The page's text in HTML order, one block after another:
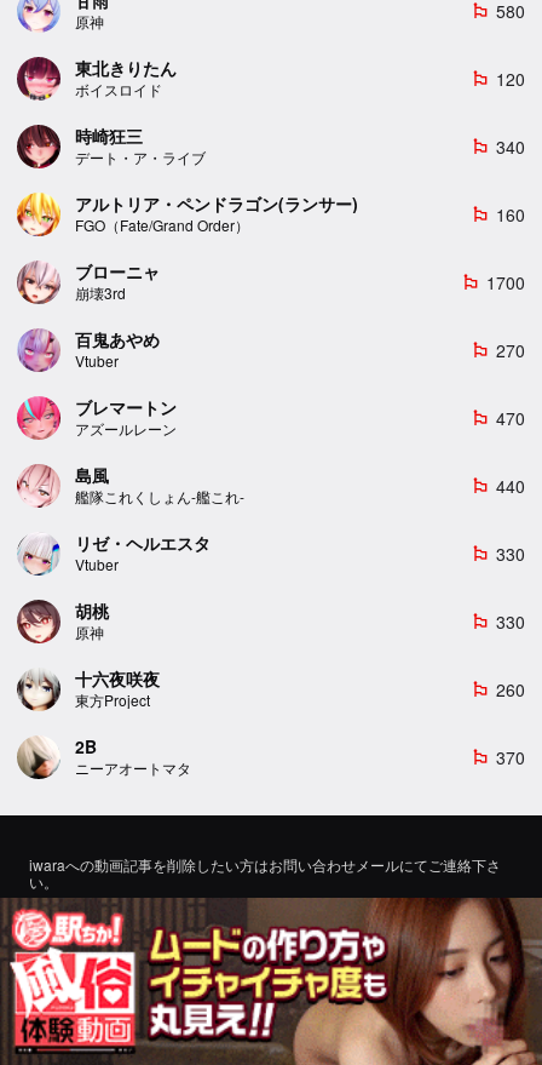
原神
emoji_flags 580
東北きりたん
ボイスロイド
emoji_flags 120
時崎狂三
デート・ア・ライブ
emoji_flags 340
アルトリア・ペンドラゴン(ランサー)
FGO（Fate/Grand Order）
emoji_flags 160
ブローニャ
崩壊3rd
emoji_flags 1700
百鬼あやめ
Vtuber
emoji_flags 270
ブレマートン
アズールレーン
emoji_flags 470
島風
艦隊これくしょん-艦これ-
emoji_flags 440
リゼ・ヘルエスタ
Vtuber
emoji_flags 330
胡桃
原神
emoji_flags 330
十六夜咲夜
東方Project
emoji_flags 260
2B
ニーアオートマタ
emoji_flags 370
iwaraへの動画記事を削除したい方はお問い合わせメールにてご連絡下さ
い。
If you would like to remove a video article to iwara, please contact us by
email for inquiry.
お問い合わせ ©2022 エロMMDTube